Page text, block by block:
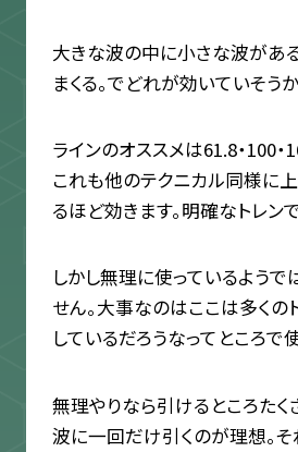
大きな波の中に小さな波があ
まくる。でどれが効いていそう
ラインのオススメは61.8・100・
これも他のテクニカル同様に
るほど効きます。明確なトレン
しかし無理に使っているよう
せん。大事なのはここは多く
しているだろうなってところで
無理やりなら引けるところた
波に一回だけ引くのが理想。